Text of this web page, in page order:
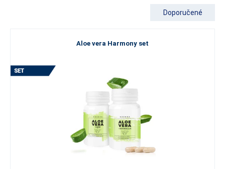
Doporučené
Aloe vera Harmony set